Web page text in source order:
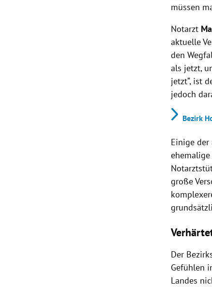
müssen
Notarzt
aktuelle
den
als jetzt,
jetzt“, ist
jedoch
Bezirk
Einige der
große
Der
Gefühlen
Landes